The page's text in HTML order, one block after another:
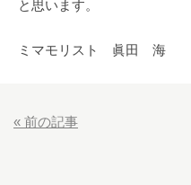
と思います。
ミマモリスト 眞田 海
« 前の記事